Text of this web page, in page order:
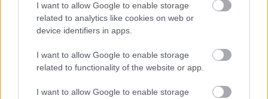
I want to allow Google to enable storage
related to analytics like cookies on web or
device identifiers in apps.
I want to allow Google to enable storage
related to functionality of the website or app.
I want to allow Google to enable storage
Τρεις πλατφόρμες phishing
παρακάμπτουν το MFA και στοχεύουν